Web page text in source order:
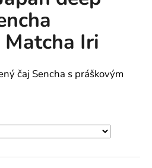
Iri
čaj Sencha s práškovým